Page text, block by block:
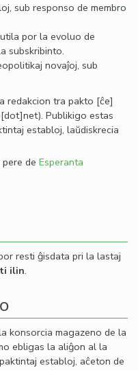
sub responso de membro
por la evoluo de
subskribinto.
novaĵoj, sub
redakcion tra pakto [ĉe]
. Publikigo estas
establoj, laŭdiskrecia
de Esperanta
resti ĝisdata pri la lastaj
ilin.
konsorcia magazeno de la
ebligas la aliĝon al la
establoj, aĉeton de